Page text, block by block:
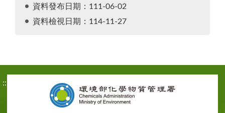
資料發布日期：111-06-02
資料檢視日期：114-11-27
:::